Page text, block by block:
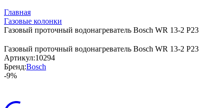
Главная
Газовые колонки
Газовый проточный водонагреватель Bosch WR 13-2 P23
Газовый проточный водонагреватель Bosch WR 13-2 P23
Артикул:10294
Бренд:Bosch
-9%